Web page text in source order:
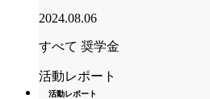
2024.08.06
すべて 奨学金
活動レポート
活動レポート